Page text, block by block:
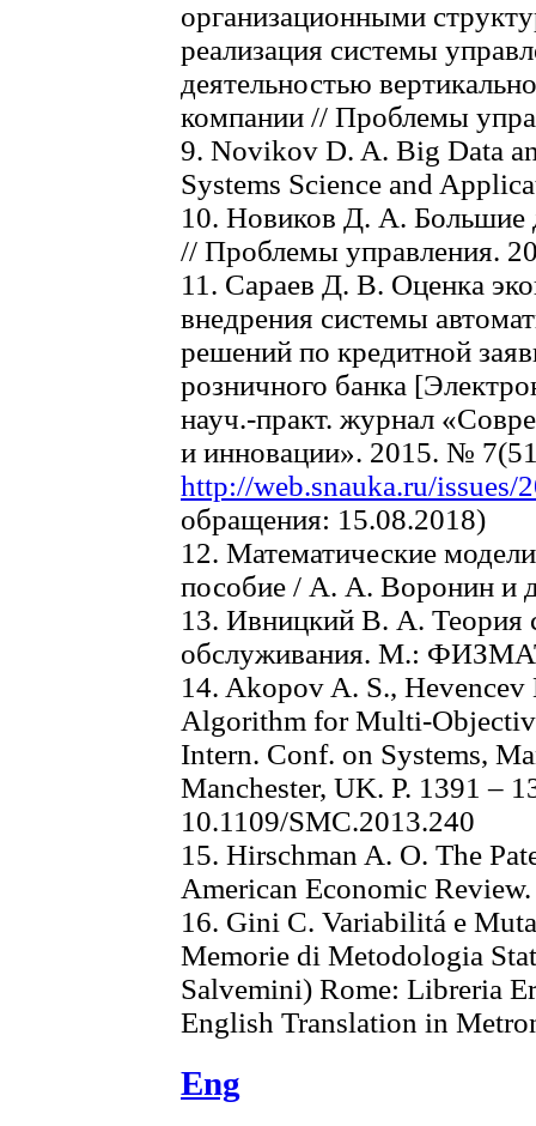
организационными
реализация системы
деятельностью
компании // Проблемы
9. Novikov D. A. Big Data
Systems Science and
10. Новиков Д. А. Большие
// Проблемы управления.
11. Сараев Д. В. Оценка
внедрения системы
решений по кредитной
розничного банка
науч.-практ. журнал
и инновации». 2015. №
http://web.snauka.ru/issues/
обращения: 15.08.2018)
12. Математические
пособие / А. А. Воронин
13. Ивницкий В. А. Теория
обслуживания. М.:
14. Akopov A. S.,
Algorithm for Multi-
Intern. Conf. on Systems,
Manchester, UK. P. 1391 –
10.1109/SMC.2013.240
15. Hirschman A. O. The
American Economic
16. Gini C. Variabilitá e
Memorie di Metodologia
Salvemini) Rome: Libreria
English Translation in
Eng